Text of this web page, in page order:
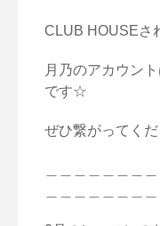
CLUB HOUSEさ
月乃のアカウン
です☆
ぜひ繋がってく